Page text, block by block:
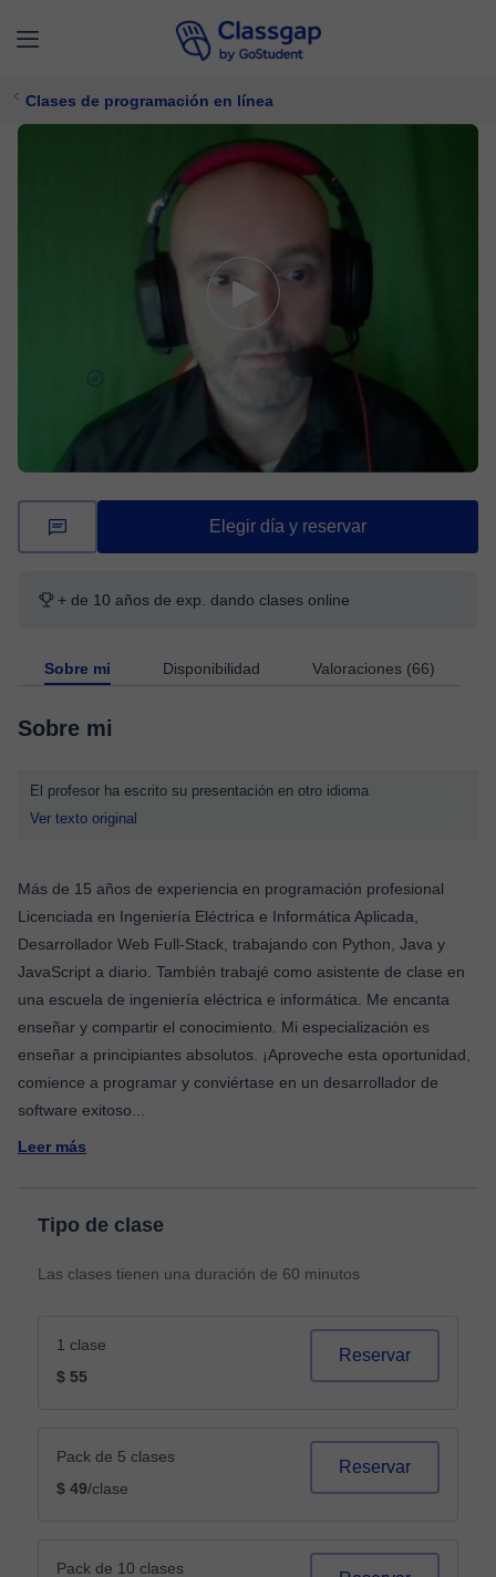
Clases de programación en línea
343 clases
Programación
Elegir día y reservar
+ de 10 años de exp. dando clases online
Sobre mi Disponibilidad Valoraciones (66)
Sobre mi
El profesor ha escrito su presentación en otro idioma
Ver texto original
Más de 15 años de experiencia en programación profesional
Licenciada en Ingeniería Eléctrica e Informática Aplicada,
Desarrollador Web Full-Stack, trabajando con Python, Java y
JavaScript a diario. También trabajé como asistente de clase en
una escuela de ingeniería eléctrica e informática. Me encanta
enseñar y compartir el conocimiento. Mi especialización es
enseñar a principiantes absolutos. ¡Aproveche esta oportunidad,
comience a programar y conviértase en un desarrollador de
software exitoso
Leer más
Tipo de clase
Las clases tienen una duración de 60 minutos
1 clase
$ 55
Reservar
Pack de 5 clases
$ 49/clase
Reservar
Pack de 10 clases